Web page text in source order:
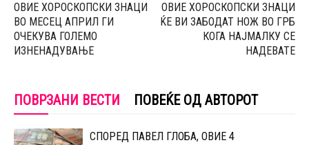
ОВИЕ ХОРОСКОПСКИ ЗНАЦИ
ВО МЕСЕЦ АПРИЛ ГИ
ОЧЕКУВА ГОЛЕМО
ИЗНЕНАДУВАЊЕ
ОВИЕ ХОРОСКОПСКИ ЗНАЦИ
ЌЕ ВИ ЗАБОДАТ НОЖ ВО ГРБ
КОГА НАЈМАЛКУ СЕ
НАДЕВАТЕ
ПОВРЗАНИ ВЕСТИ ПОВЕЌЕ ОД АВТОРОТ
СПОРЕД ПАВЕЛ ГЛОБА, ОВИЕ 4